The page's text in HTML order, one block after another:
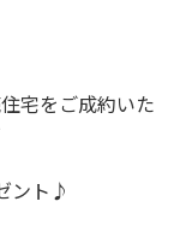
宅をご成約いた
ント♪